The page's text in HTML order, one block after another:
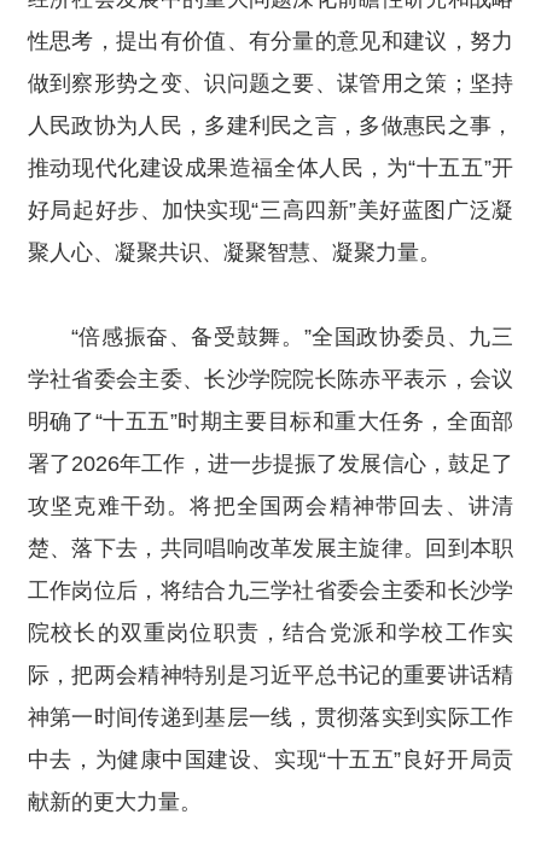
性思考，提出有价值、有分量的意见和建议，努力
做到察形势之变、识问题之要、谋管用之策；坚持
人民政协为人民，多建利民之言，多做惠民之事，
推动现代化建设成果造福全体人民，为“十五五”开
好局起好步、加快实现“三高四新”美好蓝图广泛凝
聚人心、凝聚共识、凝聚智慧、凝聚力量。
“倍感振奋、备受鼓舞。”全国政协委员、九三
学社省委会主委、长沙学院院长陈赤平表示，会议
明确了“十五五”时期主要目标和重大任务，全面部
署了2026年工作，进一步提振了发展信心，鼓足了
攻坚克难干劲。将把全国两会精神带回去、讲清
楚、落下去，共同唱响改革发展主旋律。回到本职
工作岗位后，将结合九三学社省委会主委和长沙学
院校长的双重岗位职责，结合党派和学校工作实
际，把两会精神特别是习近平总书记的重要讲话精
神第一时间传递到基层一线，贯彻落实到实际工作
中去，为健康中国建设、实现“十五五”良好开局贡
献新的更大力量。